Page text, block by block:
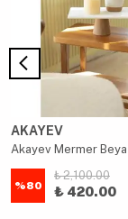
AKAYEV
%80
₺ 2,100.00
₺ 420.00